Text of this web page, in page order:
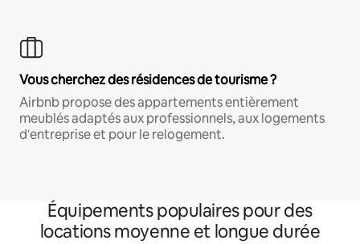
Vous cherchez des résidences de tourisme ?
Airbnb propose des appartements entièrement
meublés adaptés aux professionnels, aux logements
d'entreprise et pour le relogement.
Équipements populaires pour des
locations moyenne et longue durée